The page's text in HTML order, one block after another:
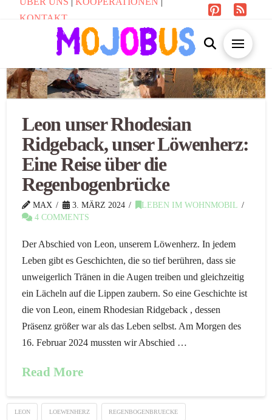
KONTAKT
Leon unser Rhodesian
Ridgeback, unser Löwenherz:
Eine Reise über die
Regenbogenbrücke
MAX 3. MÄRZ 2024
LEBEN IM WOHNMOBIL
4 COMMENTS
Der Abschied von Leon, unserem Löwenherz. In jedem
Leben gibt es Geschichten, die so tief berühren, dass sie
unweigerlich Tränen in die Augen treiben und gleichzeitig
ein Lächeln auf die Lippen zaubern. So eine Geschichte ist
die von Leon, einem Rhodesian Ridgeback , dessen
Präsenz größer war als das Leben selbst. Am Morgen des
16. Februar 2024 mussten wir Abschied …
Read More
LEON LOEWENHERZ REGENBOGENBRUECKE